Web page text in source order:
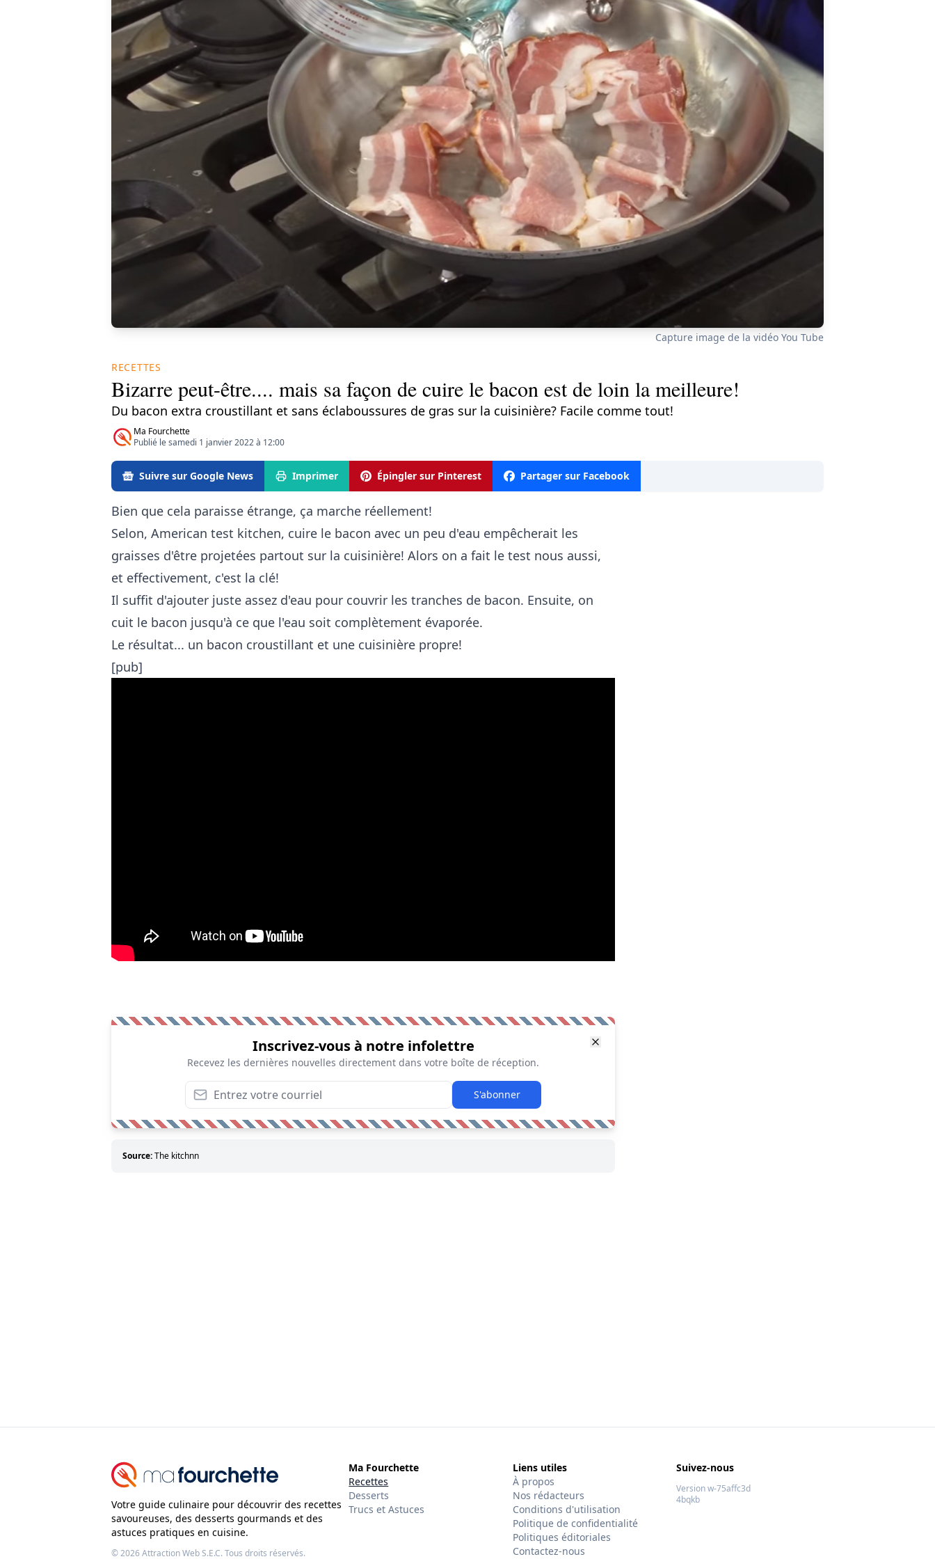
Capture image de la vidéo You Tube
RECETTES
Bizarre peut-être.... mais sa façon de cuire le bacon est de loin la meilleure!
Du bacon extra croustillant et sans éclaboussures de gras sur la cuisinière? Facile comme tout!
Ma Fourchette
Publié le samedi 1 janvier 2022 à 12:00
Suivre sur Google News Imprimer Épingler sur Pinterest Partager sur Facebook
Bien que cela paraisse étrange, ça marche réellement!
Selon, American test kitchen, cuire le bacon avec un peu d'eau empêcherait les
graisses d'être projetées partout sur la cuisinière! Alors on a fait le test nous aussi,
et effectivement, c'est la clé!
Il suffit d'ajouter juste assez d'eau pour couvrir les tranches de bacon. Ensuite, on
cuit le bacon jusqu'à ce que l'eau soit complètement évaporée.
Le résultat... un bacon croustillant et une cuisinière propre!
[pub]
Inscrivez-vous à notre infolettre
Recevez les dernières nouvelles directement dans votre boîte de réception.
S'abonner
Source:The kitchnn
Votre guide culinaire pour découvrir des recettes
savoureuses, des desserts gourmands et des
astuces pratiques en cuisine.
© 2026Attraction Web S.E.C.Tous droits réservés.
Ma Fourchette
Recettes
Desserts
Trucs et Astuces
Liens utiles
À propos
Nos rédacteurs
Conditions d'utilisation
Politique de confidentialité
Politiques éditoriales
Contactez-nous
Suivez-nous
Version w-75affc3d
4bqkb